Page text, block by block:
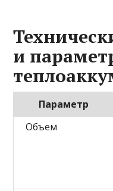
и
Параметр
Объем